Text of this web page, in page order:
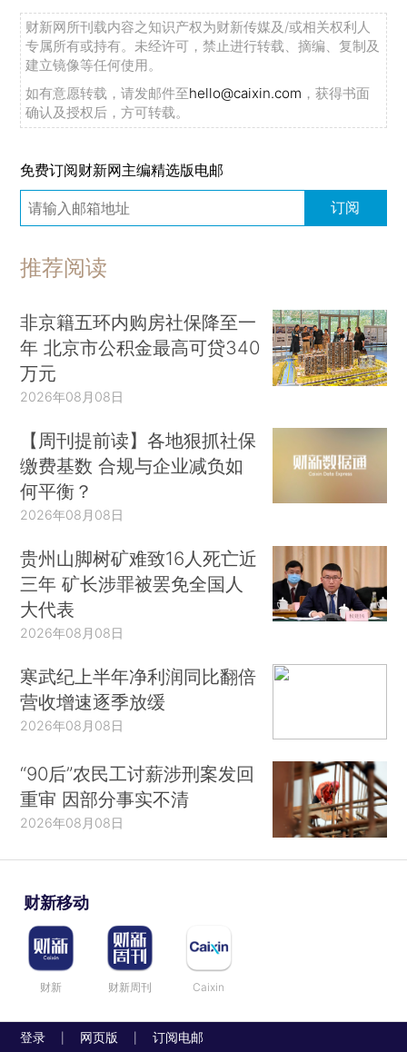
财新网所刊载内容之知识产权为财新传媒及/或相关权利人
专属所有或持有。未经许可，禁止进行转载、摘编、复制及
建立镜像等任何使用。
如有意愿转载，请发邮件至hello@caixin.com ，获得书面
确认及授权后，方可转载。
免费订阅财新网主编精选版电邮
订阅
推荐阅读
非京籍五环内购房社保降至一
年 北京市公积金最高可贷340
万元
2026年08月08日
【周刊提前读】各地狠抓社保
缴费基数 合规与企业减负如
何平衡？
2026年08月08日
贵州山脚树矿难致16人死亡近
三年 矿长涉罪被罢免全国人
大代表
2026年08月08日
寒武纪上半年净利润同比翻倍
营收增速逐季放缓
2026年08月08日
“90后”农民工讨薪涉刑案发回
重审 因部分事实不清
2026年08月08日
财新移动
财新 财新周刊 Caixin
登录 网页版 订阅电邮